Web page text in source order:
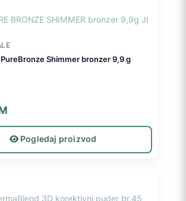
Shimmer bronzer 9,9 g
Pogledaj proizvod